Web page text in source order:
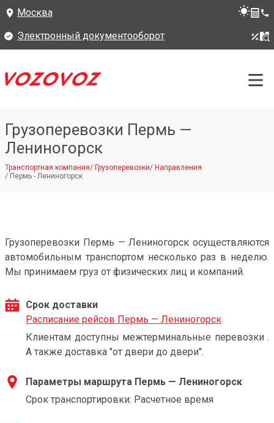
Москва
Электронный документооборот
Грузоперевозки Пермь —
Лениногорск
Транспортная компания/ Грузоперевозки/ Направления
/ Пермь - Лениногорск
Грузоперевозки Пермь — Лениногорск осуществляются
автомобильным транспортом несколько раз в неделю.
Мы принимаем груз от физических лиц и компаний.
Срок доставки
Расписание рейсов Пермь — Лениногорск
Клиентам доступны межтерминальные перевозки .
А также доставка "от двери до двери".
Параметры маршрута Пермь — Лениногорск
Срок транспортировки: Расчетное время